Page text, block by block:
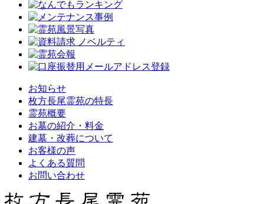
お知らせ
枚方長尾霊苑の特長
霊苑概要
お墓の紹介・料金
建墓・改葬について
お客様の声
よくある質問
お問い合わせ